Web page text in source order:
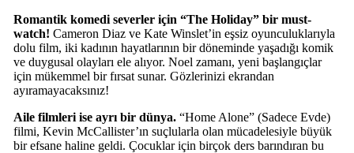
Romantik komedi severler için “The Holiday” bir must-
watch! Cameron Diaz ve Kate Winslet’in eşsiz oyunculuklarıyla
dolu film, iki kadının hayatlarının bir döneminde yaşadığı komik
ve duygusal olayları ele alıyor. Noel zamanı, yeni başlangıçlar
için mükemmel bir fırsat sunar. Gözlerinizi ekrandan
ayıramayacaksınız!
Aile filmleri ise ayrı bir dünya.“Home Alone” (Sadece Evde)
filmi, Kevin McCallister’ın suçlularla olan mücadelesiyle büyük
bir efsane haline geldi. Çocuklar için birçok ders barındıran bu